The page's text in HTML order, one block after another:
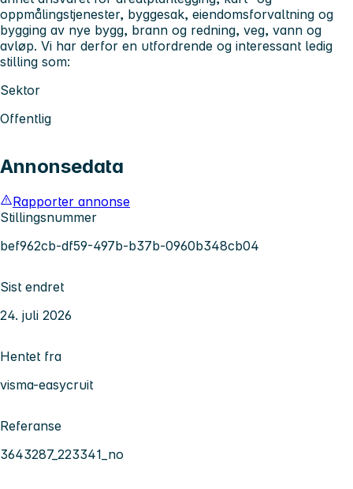
oppmålingstjenester, byggesak, eiendomsforvaltning og
bygging av nye bygg, brann og redning, veg, vann og
avløp. Vi har derfor en utfordrende og interessant ledig
stilling som:
Sektor
Offentlig
Annonsedata
Rapporter annonse
Stillingsnummer
bef962cb-df59-497b-b37b-0960b348cb04
Sist endret
24. juli 2026
Hentet fra
visma-easycruit
Referanse
3643287_223341_no